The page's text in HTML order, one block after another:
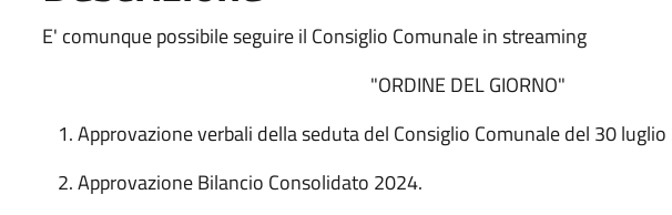
E' comunque possibile seguire il Consiglio Comunale in streaming
"ORDINE DEL GIORNO"
Approvazione verbali della seduta del Consiglio Comunale del 30
Approvazione Bilancio Consolidato 2024.